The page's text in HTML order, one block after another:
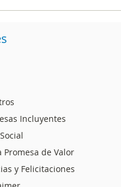
de la educación
Incluyentes
de Valor
y Felicitaciones